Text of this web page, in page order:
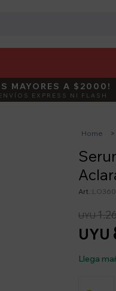
DEBUT ACTIVÁ
MAYORES A $2000!
EXPRESS NI FLASH
Home
UYU
UYU
Llega